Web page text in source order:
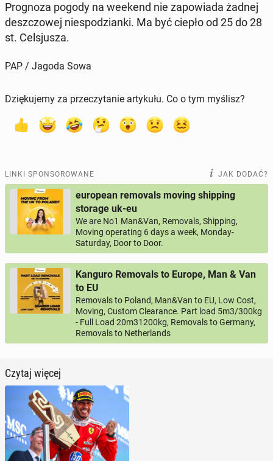
Pro­gno­za pogody na weekend nie za­po­wia­da żadnej
desz­czo­wej nie­spo­dzian­ki. Ma być ciepło od 25 do 28
st. Cel­sju­sza.
PAP / Jagoda Sowa
Dziękujemy za przeczytanie artykułu. Co o tym myślisz?
LINKI SPONSOROWANE JAK DODAĆ?
european removals moving shipping
storage uk-eu
We are No1 Man&Van, Removals, Shipping,
Moving operating 6 days a week, Monday-
Saturday, Door to Door.
Kanguro Removals to Europe, Man & Van
to EU
Removals to Poland, Man&Van to EU, Low Cost,
Moving, Custom Clearance. Part load 5m3/300kg
- Full Load 20m31200kg, Removals to Germany,
Removals to Netherlands
Czytaj więcej